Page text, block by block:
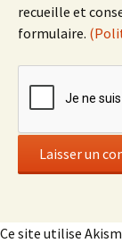
recueille et
formulaire.
Ce site utilise